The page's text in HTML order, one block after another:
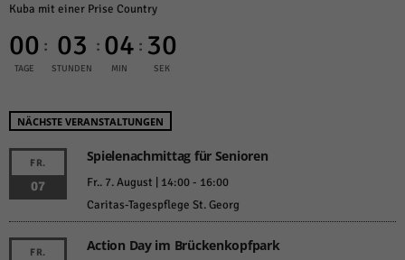
Kuba mit einer Prise Country
00
TAGE
: 03
STUNDEN
: 04
MIN
: 29
SEK
NÄCHSTE VERANSTALTUNGEN
FR.
07
Spielenachmittag für Senioren
Fr.. 7. August | 14:00- 16:00
Caritas-Tagespflege St. Georg
FR. Action Day im Brückenkopfpark